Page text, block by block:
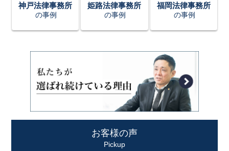
神戸法律事務所
の事例
姫路法律事務所
の事例
福岡法律事務所
の事例
お客様の声
Pickup